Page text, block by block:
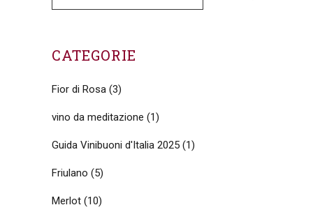
CATEGORIE
Fior di Rosa (3)
vino da meditazione (1)
Guida Vinibuoni d'Italia 2025 (1)
Friulano (5)
Merlot (10)